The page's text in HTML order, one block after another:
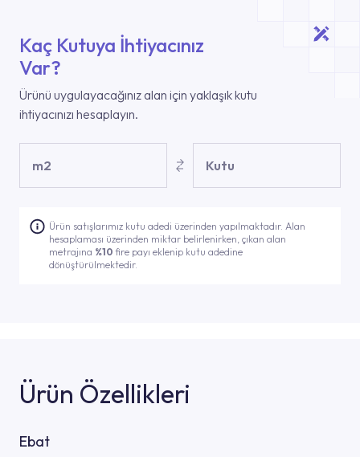
Kaç Kutuya İhtiyacınız
Var?
Ürünü uygulayacağınız alan için yaklaşık kutu
ihtiyacınızı hesaplayın.
m2 Kutu
Ürün satışlarımız kutu adedi üzerinden yapılmaktadır. Alan
hesaplaması üzerinden miktar belirlenirken, çıkan alan
metrajına %10fire payı eklenip kutu adedine
dönüştürülmektedir.
Ürün Özellikleri
Ebat